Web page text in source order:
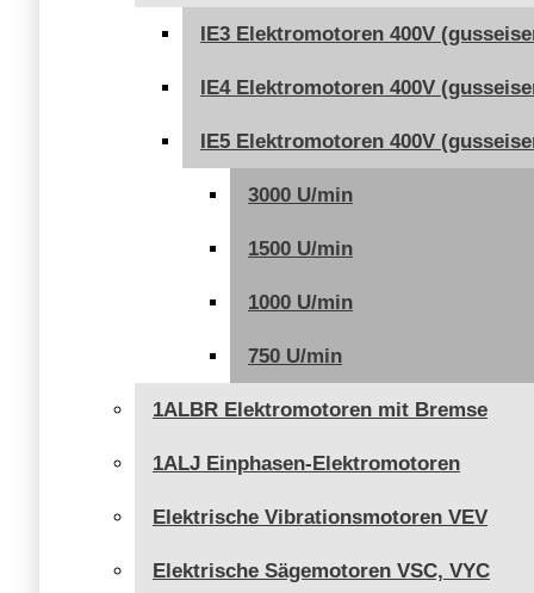
IE3 Elektromotoren 400V
IE4 Elektromotoren 400V
IE5 Elektromotoren 400V
3000 U/min
1500 U/min
1000 U/min
750 U/min
1ALBR Elektromotoren mit Bremse
1ALJ Einphasen-Elektromotoren
Elektrische Vibrationsmotoren VEV
Elektrische Sägemotoren VSC, VYC